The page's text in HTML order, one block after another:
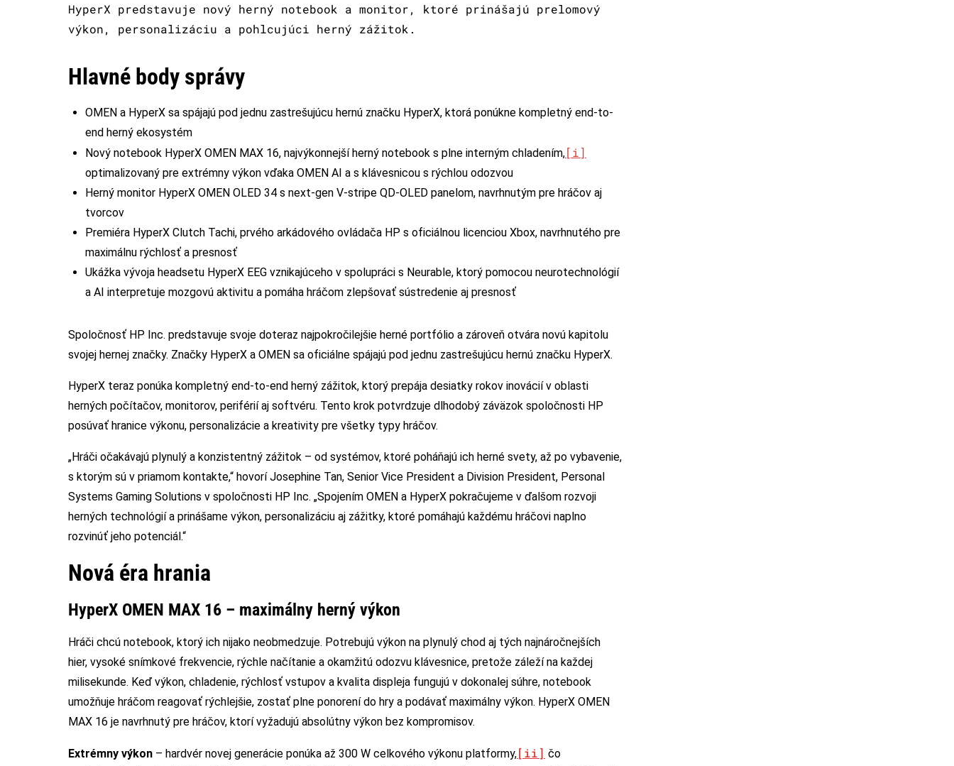
HyperX predstavuje nový herný notebook a monitor, ktoré prinášajú prelomový
výkon, personalizáciu a pohlcujúci herný zážitok.
Hlavné body správy
OMEN a HyperX sa spájajú pod jednu zastrešujúcu hernú značku HyperX, ktorá ponúkne kompletný end-to-
end herný ekosystém
Nový notebook HyperX OMEN MAX 16, najvýkonnejší herný notebook s plne interným chladením,[i]
optimalizovaný pre extrémny výkon vďaka OMEN AI a s klávesnicou s rýchlou odozvou
Herný monitor HyperX OMEN OLED 34 s next-gen V-stripe QD-OLED panelom, navrhnutým pre hráčov aj
tvorcov
Premiéra HyperX Clutch Tachi, prvého arkádového ovládača HP s oficiálnou licenciou Xbox, navrhnutého pre
maximálnu rýchlosť a presnosť
Ukážka vývoja headsetu HyperX EEG vznikajúceho v spolupráci s Neurable, ktorý pomocou neurotechnológií
a AI interpretuje mozgovú aktivitu a pomáha hráčom zlepšovať sústredenie aj presnosť
Spoločnosť HP Inc. predstavuje svoje doteraz najpokročilejšie herné portfólio a zároveň otvára novú kapitolu
svojej hernej značky. Značky HyperX a OMEN sa oficiálne spájajú pod jednu zastrešujúcu hernú značku HyperX.
HyperX teraz ponúka kompletný end-to-end herný zážitok, ktorý prepája desiatky rokov inovácií v oblasti
herných počítačov, monitorov, periférií aj softvéru. Tento krok potvrdzuje dlhodobý záväzok spoločnosti HP
posúvať hranice výkonu, personalizácie a kreativity pre všetky typy hráčov.
„Hráči očakávajú plynulý a konzistentný zážitok – od systémov, ktoré poháňajú ich herné svety, až po vybavenie,
s ktorým sú v priamom kontakte,“ hovorí Josephine Tan, Senior Vice President a Division President, Personal
Systems Gaming Solutions v spoločnosti HP Inc. „Spojením OMEN a HyperX pokračujeme v ďalšom rozvoji
herných technológií a prinášame výkon, personalizáciu aj zážitky, ktoré pomáhajú každému hráčovi naplno
rozvinúť jeho potenciál.“
Nová éra hrania
HyperX OMEN MAX 16 – maximálny herný výkon
Hráči chcú notebook, ktorý ich nijako neobmedzuje. Potrebujú výkon na plynulý chod aj tých najnáročnejších
hier, vysoké snímkové frekvencie, rýchle načítanie a okamžitú odozvu klávesnice, pretože záleží na každej
milisekunde. Keď výkon, chladenie, rýchlosť vstupov a kvalita displeja fungujú v dokonalej súhre, notebook
umožňuje hráčom reagovať rýchlejšie, zostať plne ponorení do hry a podávať maximálny výkon. HyperX OMEN
MAX 16 je navrhnutý pre hráčov, ktorí vyžadujú absolútny výkon bez kompromisov.
Extrémny výkon – hardvér novej generácie ponúka až 300 W celkového výkonu platformy,[ii] čo